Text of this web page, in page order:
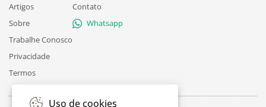
Artigos
Sobre
Trabalhe Conosco
Privacidade
Termos
Contato
Whatsapp
Uso de cookies